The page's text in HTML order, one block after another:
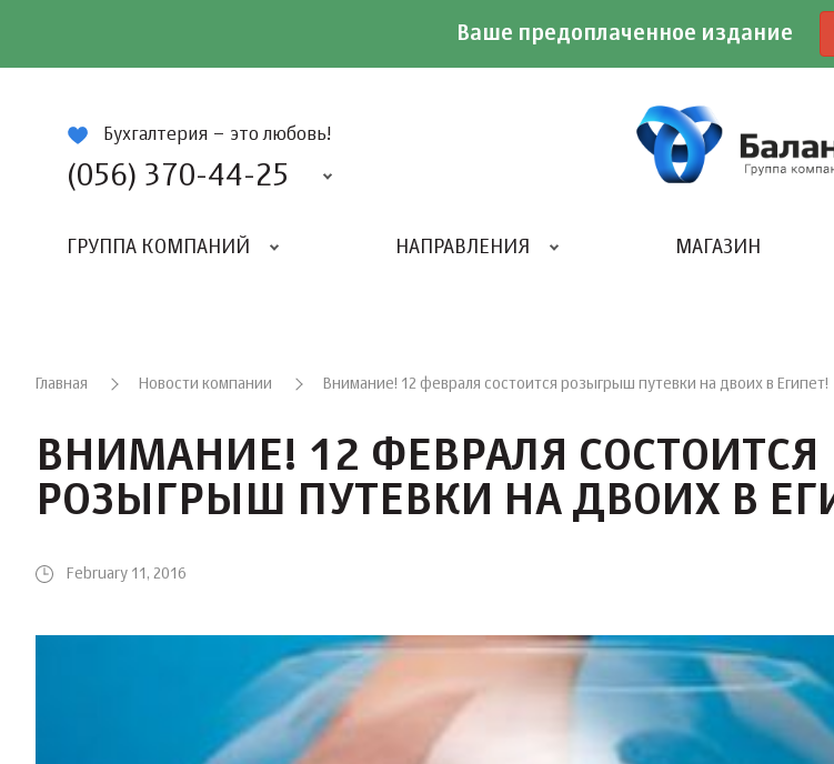
Ваше предоплаченное издание
Бухгалтерия – это любовь!
(056) 370-44-25
ГРУППА КОМПАНИЙ НАПРАВЛЕНИЯ МАГАЗИН
Главная Новости компании Внимание! 12 февраля состоится розыгрыш путевки на двоих в Египет!
ВНИМАНИЕ! 12 ФЕВРАЛЯ СОСТОИТСЯ
РОЗЫГРЫШ ПУТЕВКИ НА ДВОИХ В
February 11, 2016